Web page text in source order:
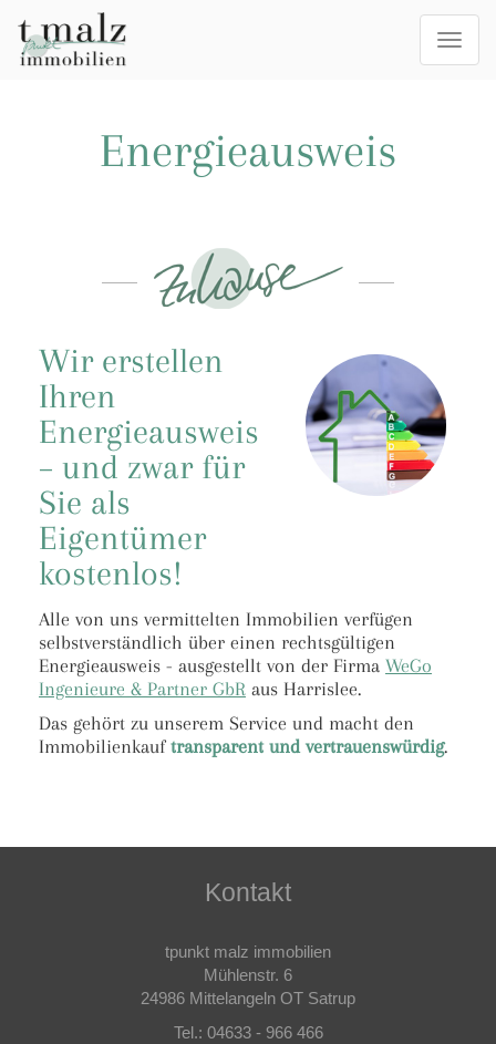
Energieausweis
Wir erstellen
Ihren
Energieausweis
– und zwar für
Sie als
Eigentümer
kostenlos!
Alle von uns vermittelten Immobilien verfügen
selbstverständlich über einen rechtsgültigen
Energieausweis - ausgestellt von der Firma WeGo
Ingenieure & Partner GbR aus Harrislee.
Das gehört zu unserem Service und macht den
Immobilienkauf transparent und vertrauenswürdig.
Kontakt
tpunkt malz immobilien
Mühlenstr. 6
24986 Mittelangeln OT Satrup
Tel.: 04633 - 966 466